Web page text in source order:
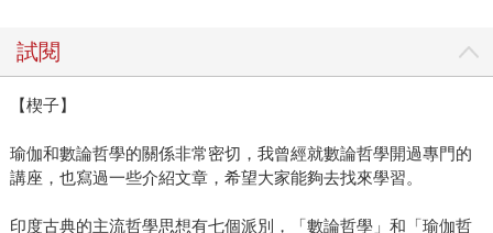
試閱
【楔子】
瑜伽和數論哲學的關係非常密切，我曾經就數論哲學開過專門的
講座，也寫過一些介紹文章，希望大家能夠去找來學習。
印度古典的主流哲學思想有七個派別，「數論哲學」和「瑜伽哲